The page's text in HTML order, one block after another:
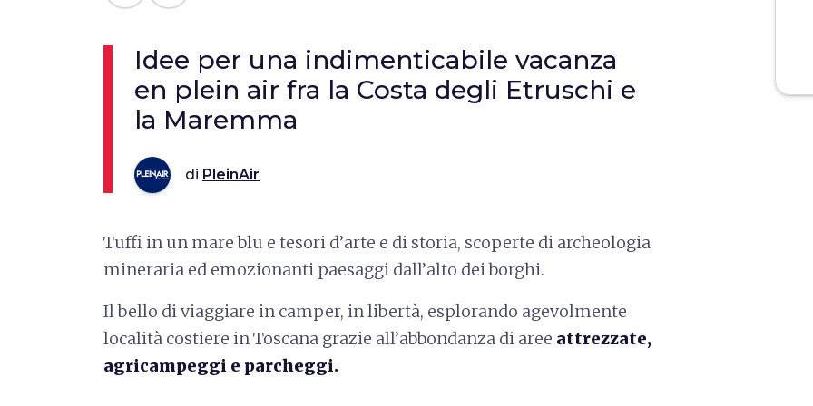
Idee per una indimenticabile vacanza
en plein air fra la Costa degli Etruschi e
la Maremma
di PleinAir
Tuffi in un mare blu e tesori d’arte e di storia, scoperte di archeologia
mineraria ed emozionanti paesaggi dall’alto dei borghi.
Il bello di viaggiare in camper, in libertà, esplorando agevolmente
località costiere in Toscana grazie all’abbondanza di aree attrezzate,
agricampeggi e parcheggi.